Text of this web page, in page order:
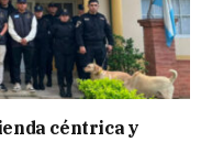
céntrica y